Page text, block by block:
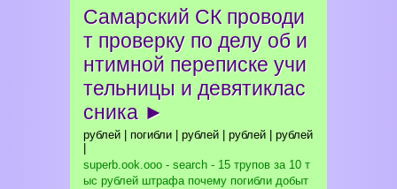
Самарский СК проводи
т проверку по делу об и
нтимной переписке учи
тельницы и девятиклас
сника ►
рублей | погибли | рублей | рублей | рублей
superb.ook.ooo - search - 15 трупов за 10 т
ыс рублей штрафа почему погибли добыт